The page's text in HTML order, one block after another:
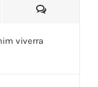
viverra